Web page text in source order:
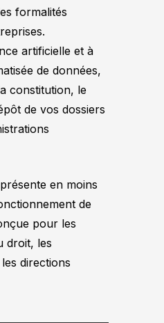
formalités
artificielle et à
de données,
constitution, le
de vos dossiers
en moins
de
pour les
droit, les
directions